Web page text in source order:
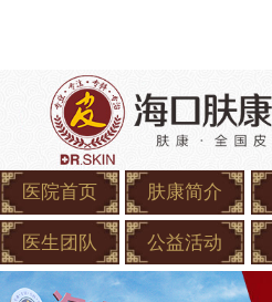
医院首页 肤康简介
医生团队 公益活动